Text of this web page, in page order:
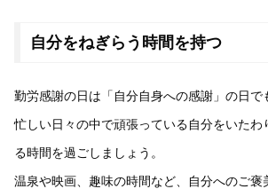
自分をねぎらう時間を持つ
勤労感謝の日は「自分自身への感謝」の日で
忙しい日々の中で頑張っている自分をいたわ
る時間を過ごしましょう。
温泉や映画、趣味の時間など、自分へのご褒